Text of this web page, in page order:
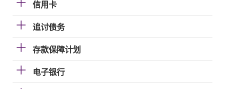
信用卡
追讨债务
存款保障计划
电子银行